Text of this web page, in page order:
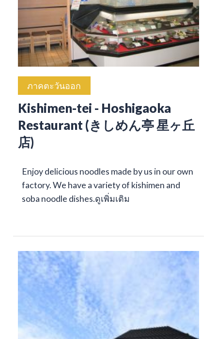
ภาคตะวันออก
Kishimen-tei - Hoshigaoka
Restaurant (きしめん亭 星ヶ丘
店)
Enjoy delicious noodles made by us in our own
factory. We have a variety of kishimen and
soba noodle dishes.ดูเพิ่มเติม